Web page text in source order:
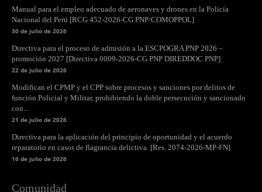
Manual para el empleo adecuado de aeronaves y drones en la Policía
Nacional del Perú [RCG 452-2026-CG PNP/COMOPPOL]
30 de julio de 2026
Directiva para el proceso de admisión a la ESCPOGRA PNP 2026 –
promoción 2027 [Directiva 0009-2026-CG PNP DIREDDOC PNP]
22 de julio de 2026
Modifican el CPMP y el CPP sobre procesos y sanciones por delitos de
función Policial y Militar, prohibiendo la doble persecución y sancionado
con...
21 de julio de 2026
Directiva para la aplicación del principio de oportunidad y el acuerdo
reparatorio en casos de flagrancia delictiva. [Res. 2074-2026-MP-FN]
16 de julio de 2026
Comunidad